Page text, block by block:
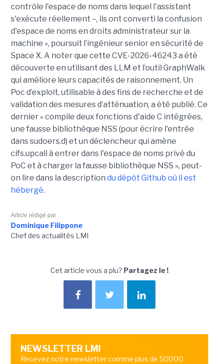
contrôle l'espace de noms dans lequel l'assistant
s'exécute réellement –, ils ont converti la confusion
d'espace de noms en droits administrateur sur la
machine », poursuit l’ingénieur senior en sécurité de
Space X. A noter que cette CVE-2026-46243 a été
découverte en utilisant des LLM et l’outil GraphWalk
qui améliore leurs capacités de raisonnement. Un
Poc d’exploit, utilisable à des fins de recherche et de
validation des mesures d’atténuation, a été publié. Ce
dernier « compile deux fonctions d'aide C intégrées,
une fausse bibliothèque NSS (pour écrire l'entrée
dans sudoers.d) et un déclencheur qui amène
cifs.upcall à entrer dans l'espace de noms privé du
PoC et à charger la fausse bibliothèque NSS », peut-
on lire dans la description du dépôt Github où il est
hébergé.
Article rédigé par
Dominique Filippone
Chef des actualités LMI
Cet article vous a plu? Partagez le !
NEWSLETTER LMI
Recevez notre newsletter comme plus de 50000